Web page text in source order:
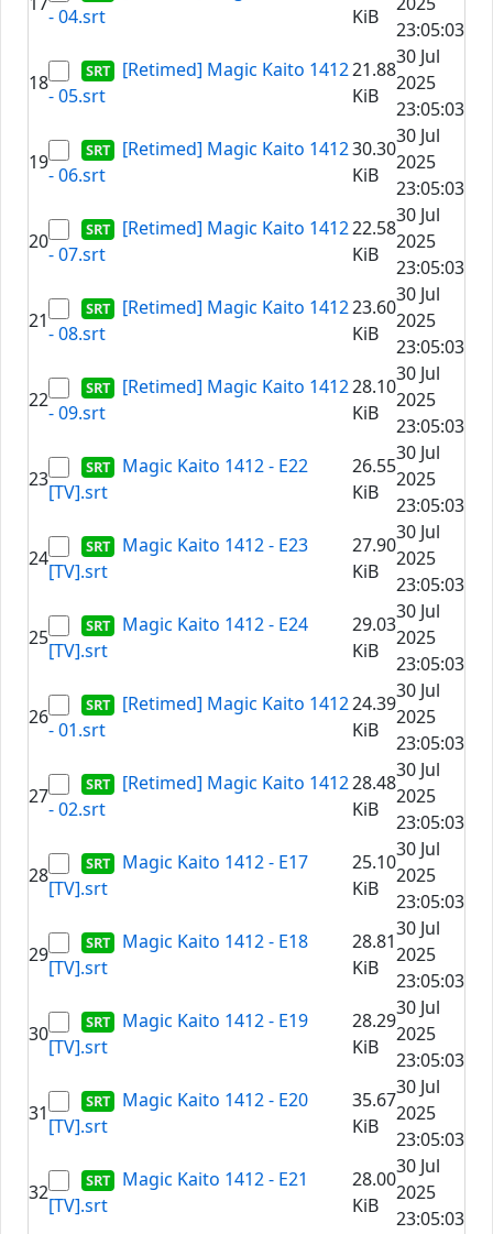
- 04.srt
KiB
23:05:03
18
[Retimed] Magic Kaito 1412
- 05.srt
21.88
KiB
30 Jul
2025
23:05:03
19
[Retimed] Magic Kaito 1412
- 06.srt
30.30
KiB
30 Jul
2025
23:05:03
20
[Retimed] Magic Kaito 1412
- 07.srt
22.58
KiB
30 Jul
2025
23:05:03
21
[Retimed] Magic Kaito 1412
- 08.srt
23.60
KiB
30 Jul
2025
23:05:03
22
[Retimed] Magic Kaito 1412
- 09.srt
28.10
KiB
30 Jul
2025
23:05:03
23
Magic Kaito 1412 - E22
[TV].srt
26.55
KiB
30 Jul
2025
23:05:03
24
Magic Kaito 1412 - E23
[TV].srt
27.90
KiB
30 Jul
2025
23:05:03
25
Magic Kaito 1412 - E24
[TV].srt
29.03
KiB
30 Jul
2025
23:05:03
26
[Retimed] Magic Kaito 1412
- 01.srt
24.39
KiB
30 Jul
2025
23:05:03
27
[Retimed] Magic Kaito 1412
- 02.srt
28.48
KiB
30 Jul
2025
23:05:03
28
Magic Kaito 1412 - E17
[TV].srt
25.10
KiB
30 Jul
2025
23:05:03
29
Magic Kaito 1412 - E18
[TV].srt
28.81
KiB
30 Jul
2025
23:05:03
30
Magic Kaito 1412 - E19
[TV].srt
28.29
KiB
30 Jul
2025
23:05:03
31
Magic Kaito 1412 - E20
[TV].srt
35.67
KiB
30 Jul
2025
23:05:03
32
Magic Kaito 1412 - E21
[TV].srt
28.00
KiB
30 Jul
2025
23:05:03